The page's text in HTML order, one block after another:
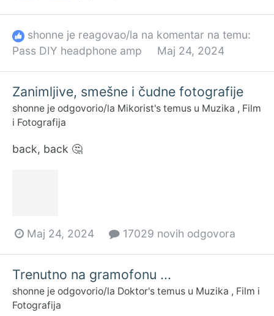
shonne je reagovao/la na komentar na temu:
Pass DIY headphone amp
Maj 24, 2024
Zanimljive, smešne i čudne fotografije
shonne je odgovorio/la Mikorist's temus u Muzika , Film
i Fotografija
back, back 🤔
Maj 24, 2024 17029 novih odgovora
Trenutno na gramofonu ...
shonne je odgovorio/la Doktor's temus u Muzika , Film i
Fotografija